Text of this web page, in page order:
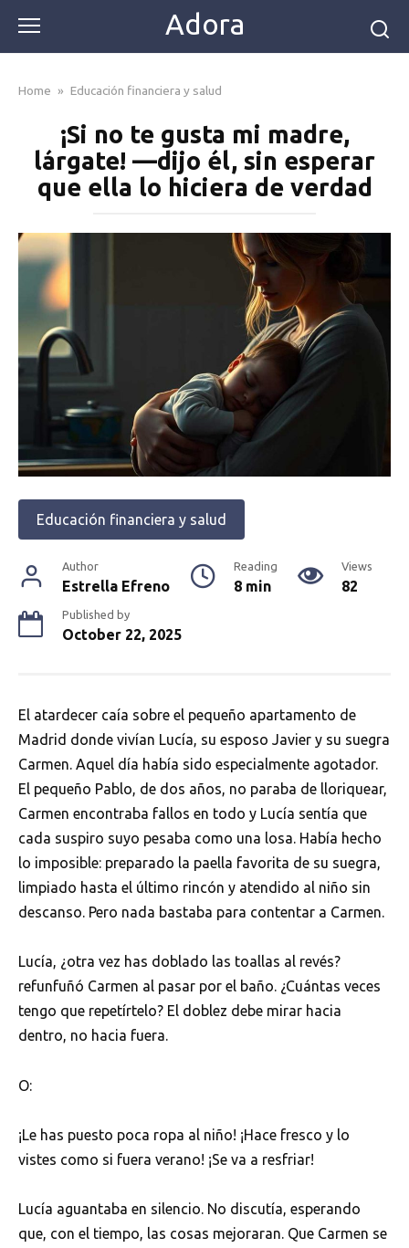
content
Adora
Home » Educación financiera y salud
¡Si no te gusta mi madre,
lárgate! —dijo él, sin esperar
que ella lo hiciera de verdad
Educación financiera y salud
Author
Estrella Efreno
Reading
8 min
Views
82
Published by
October 22, 2025
El atardecer caía sobre el pequeño apartamento de
Madrid donde vivían Lucía, su esposo Javier y su suegra
Carmen. Aquel día había sido especialmente agotador.
El pequeño Pablo, de dos años, no paraba de lloriquear,
Carmen encontraba fallos en todo y Lucía sentía que
cada suspiro suyo pesaba como una losa. Había hecho
lo imposible: preparado la paella favorita de su suegra,
limpiado hasta el último rincón y atendido al niño sin
descanso. Pero nada bastaba para contentar a Carmen.
Lucía, ¿otra vez has doblado las toallas al revés?
refunfuñó Carmen al pasar por el baño. ¿Cuántas veces
tengo que repetírtelo? El doblez debe mirar hacia
dentro, no hacia fuera.
O:
¡Le has puesto poca ropa al niño! ¡Hace fresco y lo
vistes como si fuera verano! ¡Se va a resfriar!
Lucía aguantaba en silencio. No discutía, esperando
que, con el tiempo, las cosas mejoraran. Que Carmen se